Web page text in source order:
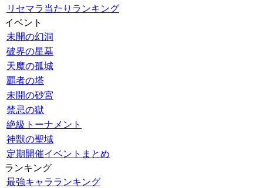
リセマラ当たりランキング
イベント
未開の幻洞
破界の星墓
天魔の孤城
覇者の塔
未開の砂宮
禁忌の獄
絶級トーナメント
神獣の聖域
定期開催イベントまとめ
ランキング
最強キャラランキング